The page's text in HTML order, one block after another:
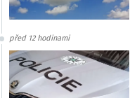
před 12 hodinami